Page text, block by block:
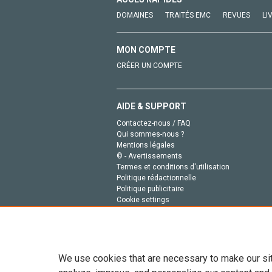
DOMAINES TRAITÉS EMC REVUES
MON COMPTE
CRÉER UN COMPTE
AIDE & SUPPORT
Contactez-nous / FAQ
Qui sommes-nous ?
Mentions légales
© - Avertissements
Termes et conditions d'utilisation
Politique rédactionnelle
Politique publicitaire
Cookie settings
We use cookies that are necessary to make our